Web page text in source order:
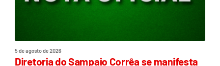
5 de agosto de 2026
Diretoria do Sampaio Corrêa se manifesta